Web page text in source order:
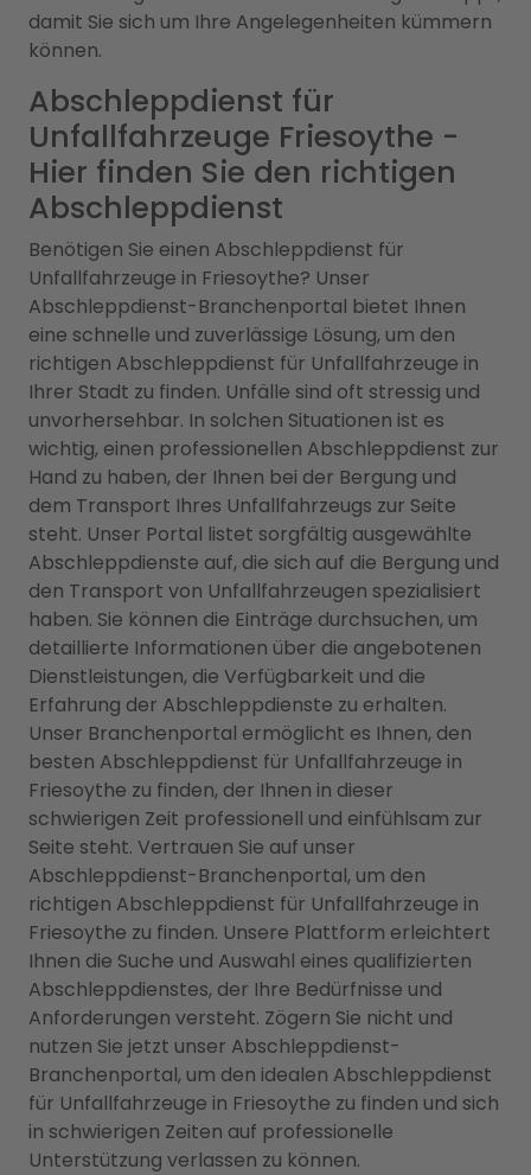
damit Sie sich um Ihre Angelegenheiten kümmern
können.
Abschleppdienst für
Unfallfahrzeuge Friesoythe -
Hier finden Sie den richtigen
Abschleppdienst
Benötigen Sie einen Abschleppdienst für
Unfallfahrzeuge in Friesoythe? Unser
Abschleppdienst-Branchenportal bietet Ihnen
eine schnelle und zuverlässige Lösung, um den
richtigen Abschleppdienst für Unfallfahrzeuge in
Ihrer Stadt zu finden. Unfälle sind oft stressig und
unvorhersehbar. In solchen Situationen ist es
wichtig, einen professionellen Abschleppdienst zur
Hand zu haben, der Ihnen bei der Bergung und
dem Transport Ihres Unfallfahrzeugs zur Seite
steht. Unser Portal listet sorgfältig ausgewählte
Abschleppdienste auf, die sich auf die Bergung und
den Transport von Unfallfahrzeugen spezialisiert
haben. Sie können die Einträge durchsuchen, um
detaillierte Informationen über die angebotenen
Dienstleistungen, die Verfügbarkeit und die
Erfahrung der Abschleppdienste zu erhalten.
Unser Branchenportal ermöglicht es Ihnen, den
besten Abschleppdienst für Unfallfahrzeuge in
Friesoythe zu finden, der Ihnen in dieser
schwierigen Zeit professionell und einfühlsam zur
Seite steht. Vertrauen Sie auf unser
Abschleppdienst-Branchenportal, um den
richtigen Abschleppdienst für Unfallfahrzeuge in
Friesoythe zu finden. Unsere Plattform erleichtert
Ihnen die Suche und Auswahl eines qualifizierten
Abschleppdienstes, der Ihre Bedürfnisse und
Anforderungen versteht. Zögern Sie nicht und
nutzen Sie jetzt unser Abschleppdienst-
Branchenportal, um den idealen Abschleppdienst
für Unfallfahrzeuge in Friesoythe zu finden und sich
in schwierigen Zeiten auf professionelle
Unterstützung verlassen zu können.